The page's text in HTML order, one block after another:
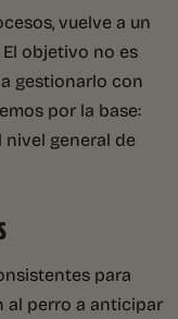
vuelve a un
objetivo no es
gestionarlo con
por la base:
general de
para
al perro a anticipar